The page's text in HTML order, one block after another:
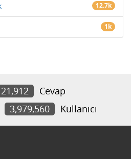
12.7k
1k
21,912
Cevap
3,979,560 Kullanıcı